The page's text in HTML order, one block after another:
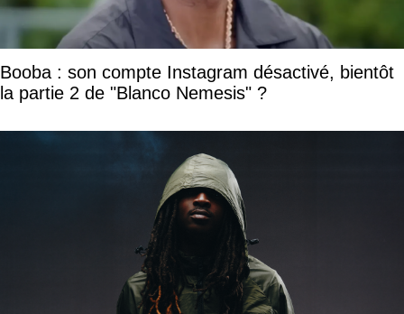
Booba : son compte Instagram désactivé, bientôt
la partie 2 de "Blanco Nemesis" ?